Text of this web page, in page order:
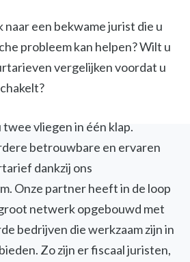
naar een bekwame jurist die u
probleem kan helpen? Wilt u
vergelijken voordat u
twee vliegen in één klap.
betrouwbare en ervaren
dankzij ons
Onze partner heeft in de loop
netwerk opgebouwd met
bedrijven die werkzaam zijn in
Zo zijn er fiscaal juristen,